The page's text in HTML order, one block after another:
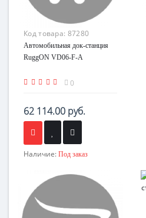
Код товара: 87280
Автомобильная док-станция
RuggON VD06-F-A
0
62 114.00 руб.
Наличие: Под заказ